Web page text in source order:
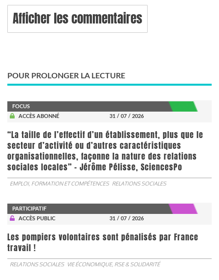
Afficher les commentaires
POUR PROLONGER LA LECTURE
FOCUS
ACCÈS ABONNÉ
31 / 07 / 2026
“La taille de l’effectif d’un établissement, plus que le
secteur d’activité ou d’autres caractéristiques
organisationnelles, façonne la nature des relations
sociales locales” - Jérôme Pélisse, SciencesPo
EMPLOI, FORMATION ET COMPÉTENCES RELATIONS SOCIALES
PARTICIPATIF
ACCÈS PUBLIC
31 / 07 / 2026
Les pompiers volontaires sont pénalisés par France
travail !
RELATIONS SOCIALES VIE ÉCONOMIQUE, RSE & SOLIDARITÉ